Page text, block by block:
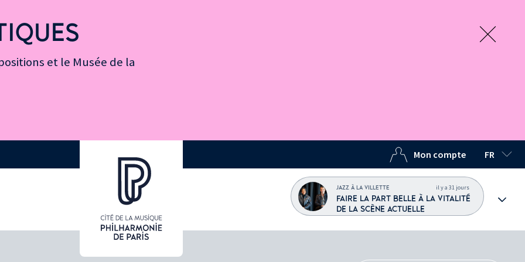
et le Musée de la
Mon compte FR
LANGUE
JAZZ À LA VILLETTE il y a 31 jours
FAIRE LA PART BELLE À LA VITALITÉ
DE LA SCÈNE ACTUELLE